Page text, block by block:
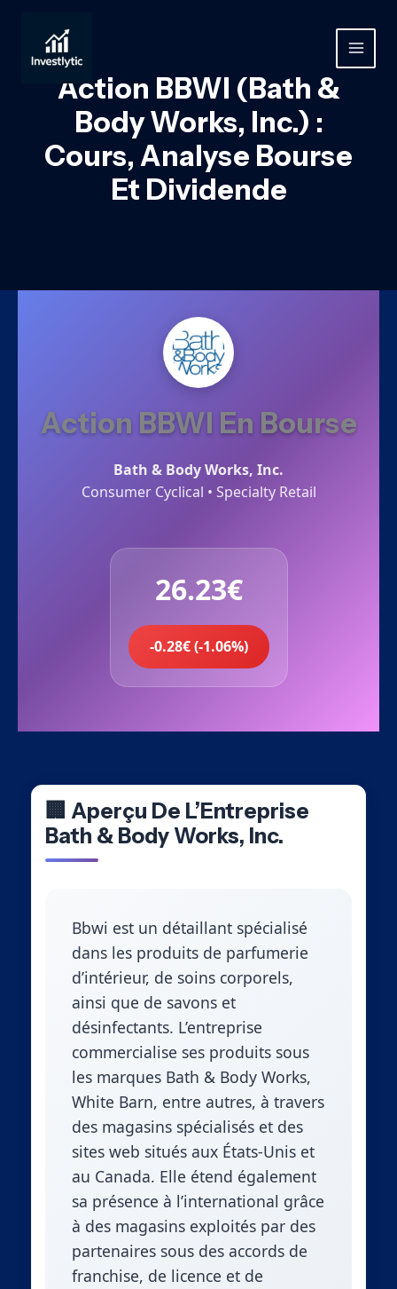
contenu
MAIN
Action BBWI (Bath &
Body Works, Inc.) :
Cours, Analyse Bourse
Et Dividende
Action BBWI En Bourse
Bath & Body Works, Inc.
Consumer Cyclical • Specialty Retail
26.23€
-0.28€ (-1.06%)
🏢 Aperçu De L’Entreprise
Bath & Body Works, Inc.
Bbwi est un détaillant spécialisé
dans les produits de parfumerie
d’intérieur, de soins corporels,
ainsi que de savons et
désinfectants. L’entreprise
commercialise ses produits sous
les marques Bath & Body Works,
White Barn, entre autres, à travers
des magasins spécialisés et des
sites web situés aux États-Unis et
au Canada. Elle étend également
sa présence à l’international grâce
à des magasins exploités par des
partenaires sous des accords de
franchise, de licence et de